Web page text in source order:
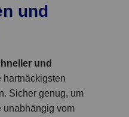
und
und
hartnäckigsten
Sicher genug, um
unabhängig vom